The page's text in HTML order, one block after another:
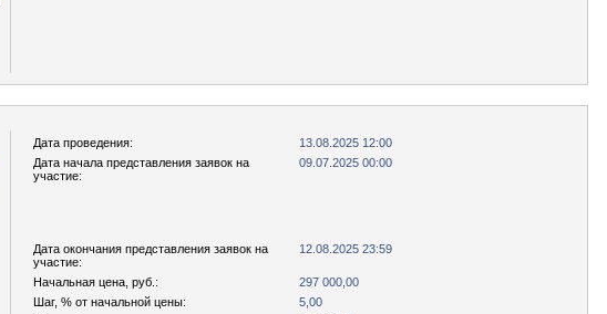
Дата проведения:
13.08.2025 12:00
Дата начала представления заявок на
участие:
09.07.2025 00:00
Дата окончания представления заявок на
участие:
12.08.2025 23:59
Начальная цена, руб.:
297 000,00
Шаг, % от начальной цены:
5,00